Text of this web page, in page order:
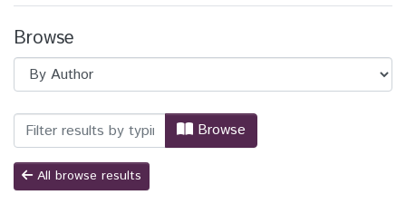
Browse
Browsing Cadernos de Atividades e
Browse
All browse results